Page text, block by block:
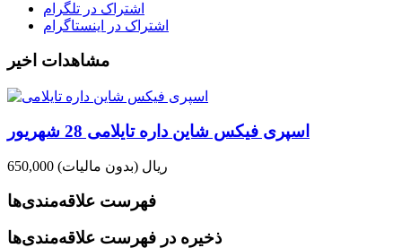
اشتراک در تلگرام
اشتراک در اینستاگرام
مشاهدات اخیر
اسپری فیکس شاین داره تایلامی 28 شهریور
650,000 ریال (بدون مالیات)
فهرست علاقه‌مندی‌ها
ذخیره در فهرست علاقه‌مندی‌ها